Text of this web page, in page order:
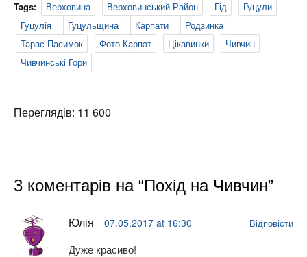
Tags: Верховина Верховинський Район Гід
Гуцули
Гуцулія
Гуцульщина Карпати
Родзинка
Тарас Пасимок
Фото Карпат Цікавинки
Чивчин
Чивчинські Гори
Переглядів: 11 600
3 коментарів на “Похід на Чивчин”
Юлія 07.05.2017 at 16:30 Відповісти
Дуже красиво!